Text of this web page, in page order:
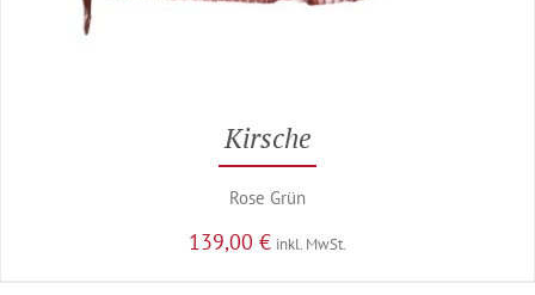
Kirsche
Rose Grün
139,00 € inkl. MwSt.